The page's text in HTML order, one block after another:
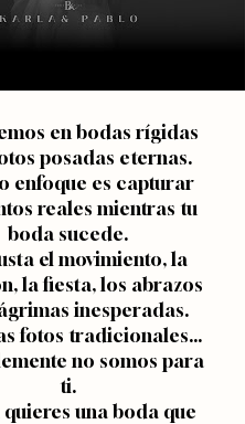
en bodas rígidas
posadas eternas.
enfoque es capturar
reales mientras tu
boda sucede.
el movimiento, la
la fiesta, los abrazos
inesperadas.
fotos tradicionales…
no somos para
ti.
quieres una boda que